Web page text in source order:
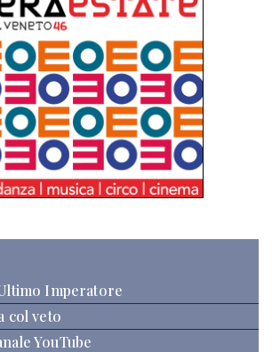
Imperatore
col veto
YouTube